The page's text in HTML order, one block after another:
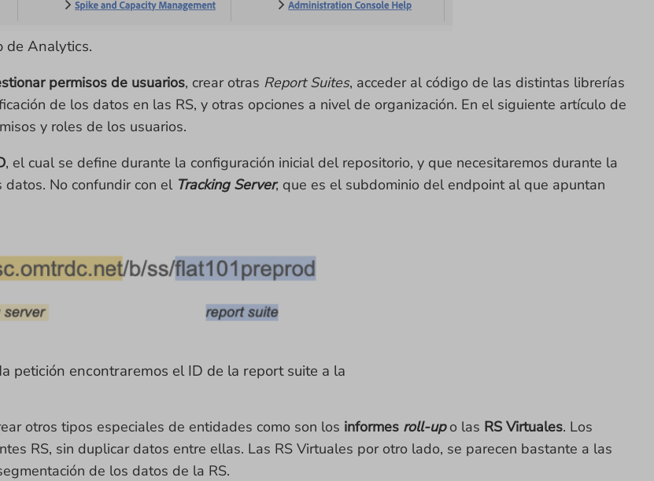
de Analytics.
permisos de usuarios, crear otras Report Suites, acceder al código de las distintas librerías
de los datos en las RS, y otras opciones a nivel de organización. En el siguiente artículo de
y roles de los usuarios.
, el cual se define durante la configuración inicial del repositorio, y que necesitaremos durante la
No confundir con el Tracking Server, que es el subdominio del endpoint al que apuntan
petición encontraremos el ID de la report suite a la
otros tipos especiales de entidades como son los informes roll-upo las RS Virtuales. Los
RS, sin duplicar datos entre ellas. Las RS Virtuales por otro lado, se parecen bastante a las
de los datos de la RS.